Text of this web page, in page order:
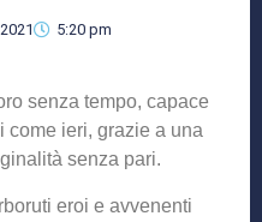
5:20 pm
senza tempo, capace
come ieri, grazie a una
senza pari.
eroi e avvenenti